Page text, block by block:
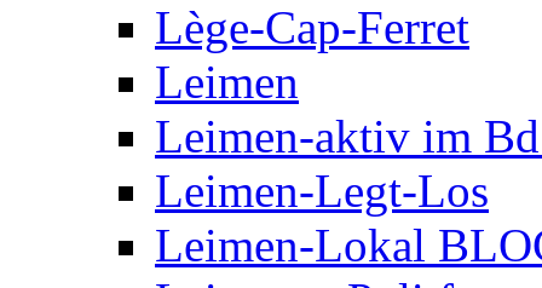
Lège-Cap-Ferret
Leimen
Leimen-aktiv im
Leimen-Legt-Los
Leimen-Lokal